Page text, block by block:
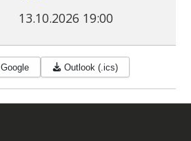
13.10.2026 19:00
Google Outlook (.ics)